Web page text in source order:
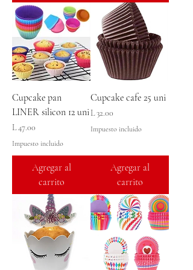
Cupcake pan
LINER silicon 12 uni
Precio
L 47.00
Impuesto incluido
Agregar al
carrito
Cupcake cafe 25 uni
Precio
L 32.00
Impuesto incluido
Agregar al
carrito